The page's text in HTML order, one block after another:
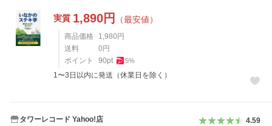
実質 1,890円 （最安値）
商品価格 1,980 円
送料
0 円
ポイント
90pt 5%
1〜3日以内に発送（休業日を除く）
タワーレコード Yahoo!店 4.59